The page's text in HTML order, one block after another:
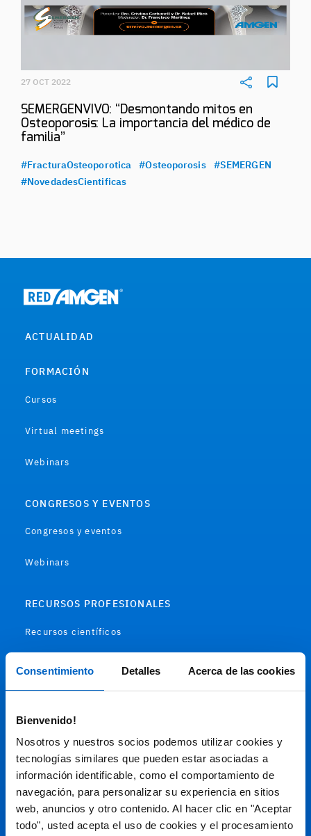
Consentimiento Detalles Acerca de las cookies
Bienvenido!
Nosotros y nuestros socios podemos utilizar cookies y
tecnologías similares que pueden estar asociadas a
información identificable, como el comportamiento de
navegación, para personalizar su experiencia en sitios
web, anuncios y otro contenido. Al hacer clic en "Aceptar
todo", usted acepta el uso de cookies y el procesamiento
27 OCT 2022
SEMERGENVIVO: “Desmontando mitos en
Osteoporosis: La importancia del médico de
familia”
#FracturaOsteoporotica #Osteoporosis
#SEMERGEN
#NovedadesCientificas
ACTUALIDAD
FORMACIÓN
Cursos
Virtual meetings
Webinars
CONGRESOS Y EVENTOS
Congresos y eventos
Webinars
RECURSOS PROFESIONALES
Recursos científicos
Audiovisual
Espacio de Información Médica
Este sitio web está orientado a profesionales sanitarios de
España.
SC-ES-CP-00099, SC-ES-CP-00101, SC-ES-AMG145-00103, SC-